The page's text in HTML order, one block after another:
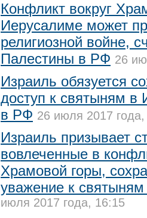
Конфликт вокруг
Иерусалиме может
религиозной войне,
Палестины в РФ 26
Израиль обязуется
доступ к святыням в
в РФ 26 июля 2017
Израиль призывает
вовлеченные в
Храмовой горы,
уважение к
июля 2017 года, 16:15